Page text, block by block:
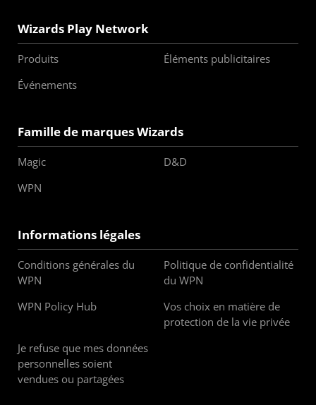
Wizards Play Network
Produits
Éléments publicitaires
Événements
Famille de marques Wizards
Magic
D&D
WPN
Informations légales
Conditions générales du
WPN
Politique de confidentialité
du WPN
WPN Policy Hub
Vos choix en matière de
protection de la vie privée
Je refuse que mes données
personnelles soient
vendues ou partagées